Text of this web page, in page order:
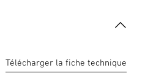
Télécharger la fiche technique